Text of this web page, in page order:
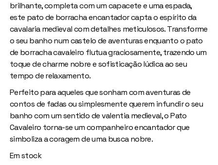
brilhante, completa com um capacete e uma espada,
este pato de borracha encantador capta o espírito da
cavalaria medieval com detalhes meticulosos. Transforme
o seu banho num castelo de aventuras enquanto o pato
de borracha cavaleiro flutua graciosamente, trazendo um
toque de charme nobre e sofisticação lúdica ao seu
tempo de relaxamento.
Perfeito para aqueles que sonham com aventuras de
contos de fadas ou simplesmente querem infundir o seu
banho com um sentido de valentia medieval, o Pato
Cavaleiro torna-se um companheiro encantador que
simboliza a coragem de uma busca nobre.
Em stock